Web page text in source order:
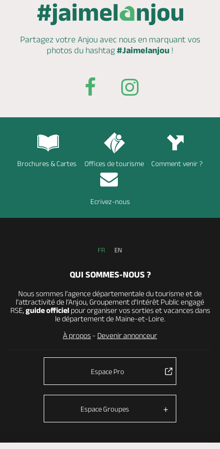
Partagez votre Anjou avec nous en marquantvos
photos du hashtag #Jaimelanjou !
Brochures & Cartes Offices de tourisme Comment venir ?
Ecrivez-nous
FR EN
QUI SOMMES-NOUS ?
Nous sommes l’agence départementale du tourisme et de
l’attractivité de l’Anjou, Groupement d’Intérêt Public engagé
RSE, guide officielpour organiser vos sorties et vacances dans
le département de Maine-et-Loire.
À propos - Devenir annonceur
Espace Pro
Espace Groupes